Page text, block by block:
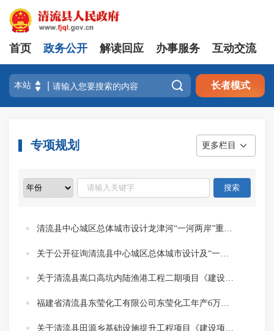
首页 政务公开 解读回应 办事服务 互动交流
 长者模式
专项规划 更多栏目
关于清流县嵩口高坑内陆渔港工程二期项目《建设工程规划许可证》的批前公示
福建省清流县东莹化工有限公司东莹化工年产6万吨电子级氟化氢技改提升项目环境影响报告书及公众参与说明报批前公示